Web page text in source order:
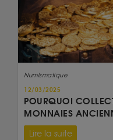
Numismatique
12/03/2025
POURQUOI
MONNAIES
Lire la suite